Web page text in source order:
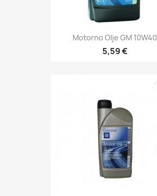
Motorno Olje GM 10W40
5,59 €